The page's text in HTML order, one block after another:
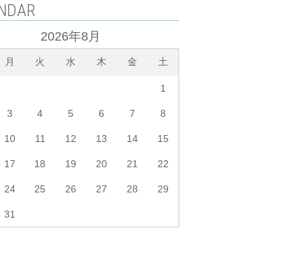
2026年8月
月 火 水 木 金 土
1
3 4 5 6 7 8
10 11 12 13 14 15
17 18 19 20 21 22
24 25 26 27 28 29
31